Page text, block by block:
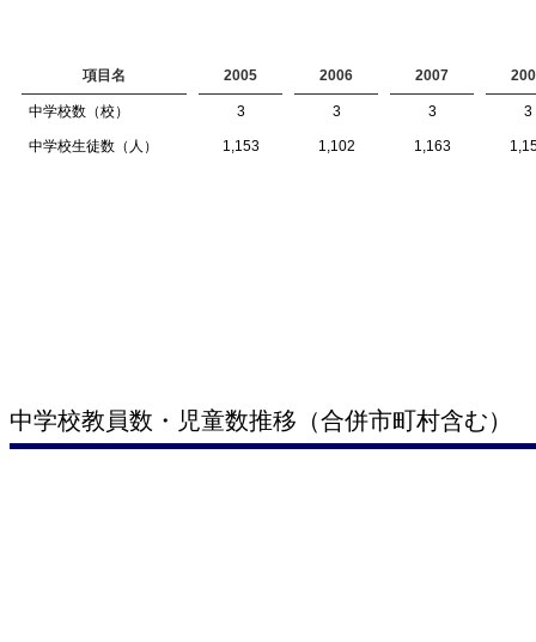
項目名 2005 2006 2007
中学校数（校） 3 3 3 3
中学校生徒数（人） 1,153 1,102 1,163
中学校教員数・児童数推移（合併市町村含む）